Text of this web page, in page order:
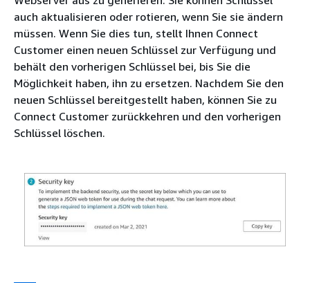
auch aktualisieren oder rotieren, wenn Sie sie ändern
müssen. Wenn Sie dies tun, stellt Ihnen Connect
Customer einen neuen Schlüssel zur Verfügung und
behält den vorherigen Schlüssel bei, bis Sie die
Möglichkeit haben, ihn zu ersetzen. Nachdem Sie den
neuen Schlüssel bereitgestellt haben, können Sie zu
Connect Customer zurückkehren und den vorherigen
Schlüssel löschen.